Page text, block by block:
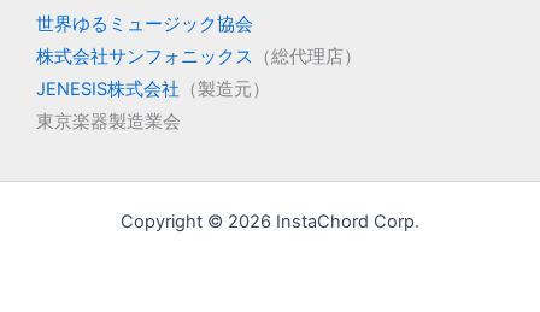
世界ゆるミュージック協会
株式会社サンフォニックス
（総代理店）
JENESIS株式会社 （製造元）
東京楽器製造業会
Copyright © 2026 InstaChord Corp.